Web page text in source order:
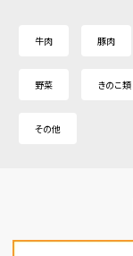
牛肉 豚肉
野菜 きのこ類
その他